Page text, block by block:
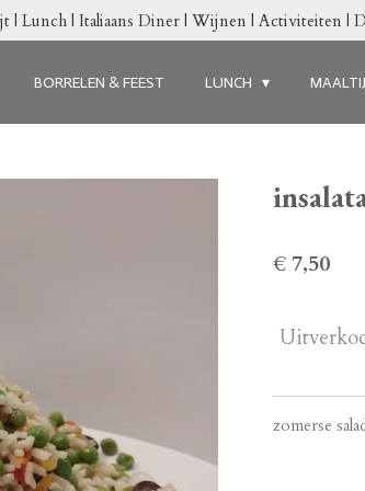
| Lunch | Italiaans Diner | Wijnen | Activiteiten |
BORRELEN & FEEST LUNCH
€ 7,50
zomerse